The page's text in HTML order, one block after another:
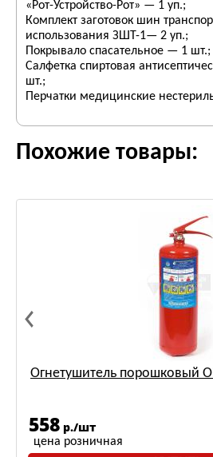
«Рот-Устройство-Рот» — 1 уп.;
Комплект заготовок шин
использования ЗШТ-1— 2 уп.;
Покрывало спасательное — 1 шт.;
Салфетка спиртовая
шт.;
Перчатки медицинские
Похожие товары:
Огнетушитель порошковый
558 р./шт
цена розничная